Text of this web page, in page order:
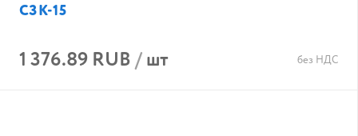
СЗК-15
1 376.89 RUB/шт без НДС